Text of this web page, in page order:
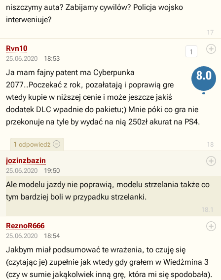
17
niszczymy auta? Zabijamy cywilów? Policja wojsko
interweniuje?
25.06.2020 18:53
18
1
1 odpowiedź
Rvn10
8.0
Ja mam fajny patent ma Cyberpunka
2077..Poczekać z rok, pozałatają i poprawią gre
wtedy kupie w niższej cenie i może jeszcze jakiś
dodatek DLC wpadnie do pakietu;) Mnie póki co gra nie
przekonuje na tyle by wydać na nią 250zł akurat na PS4.
25.06.2020 19:50
18.1
jozinzbazin
Ale modelu jazdy nie poprawią, modelu strzelania także co
tym bardziej boli w przypadku strzelanki.
25.06.2020 18:54
ReznoR666
Jakbym miał podsumować te wrażenia, to czuję się
(czytając je) zupełnie jak wtedy gdy grałem w Wiedźmina 3
(czy w sumie jakąkolwiek inną grę, która mi się spodobała).